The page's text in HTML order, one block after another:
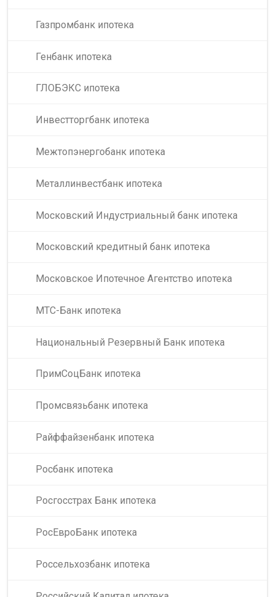
Газпромбанк ипотека
Генбанк ипотека
ГЛОБЭКС ипотека
Инвестторгбанк ипотека
Межтопэнергобанк ипотека
Металлинвестбанк ипотека
Московский Индустриальный банк ипотека
Московский кредитный банк ипотека
Московское Ипотечное Агентство ипотека
МТС-Банк ипотека
Национальный Резервный Банк ипотека
ПримСоцБанк ипотека
Промсвязьбанк ипотека
Райффайзенбанк ипотека
Росбанк ипотека
Росгосстрах Банк ипотека
РосЕвроБанк ипотека
Россельхозбанк ипотека